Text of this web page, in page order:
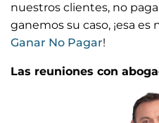
nuestros clientes, no
ganemos su caso, ¡esa es
Ganar No Pagar!
Las reuniones con